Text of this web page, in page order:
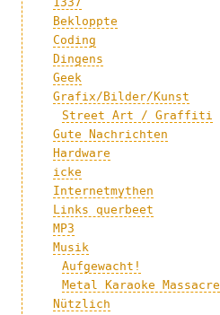
Bekloppte
Coding
Dingens
Geek
Grafix/Bilder/Kunst
Street Art / Graffiti
Gute Nachrichten
Hardware
icke
Internetmythen
Links querbeet
MP3
Musik
Aufgewacht!
Metal Karaoke Massacre
Nützlich